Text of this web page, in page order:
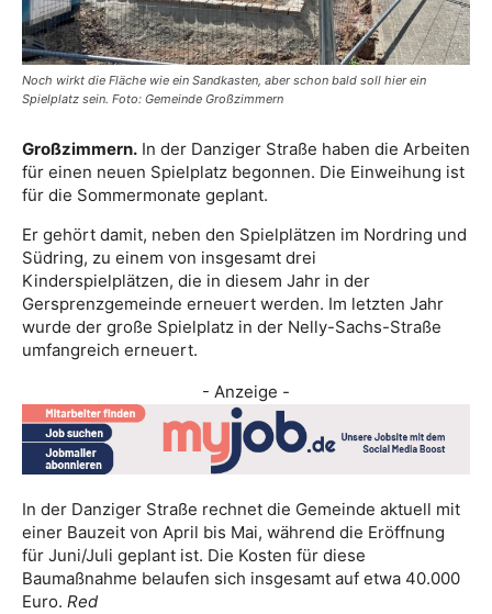
Noch wirkt die Fläche wie ein Sandkasten, aber schon bald soll hier ein
Spielplatz sein. Foto: Gemeinde Großzimmern
Großzimmern. In der Danziger Straße haben die Arbeiten
für einen neuen Spielplatz begonnen. Die Einweihung ist
für die Sommermonate geplant.
Er gehört damit, neben den Spielplätzen im Nordring und
Südring, zu einem von insgesamt drei
Kinderspielplätzen, die in diesem Jahr in der
Gersprenzgemeinde erneuert werden. Im letzten Jahr
wurde der große Spielplatz in der Nelly-Sachs-Straße
umfangreich erneuert.
- Anzeige -
In der Danziger Straße rechnet die Gemeinde aktuell mit
einer Bauzeit von April bis Mai, während die Eröffnung
für Juni/Juli geplant ist. Die Kosten für diese
Baumaßnahme belaufen sich insgesamt auf etwa 40.000
Euro. Red